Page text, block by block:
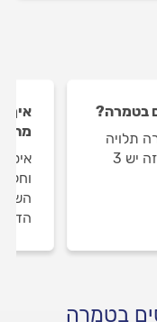
בטמרה?
תלויה
ביום ובשעה בה תיכנסו לאתר. ברגע זה יש 3
איך
בטמרה